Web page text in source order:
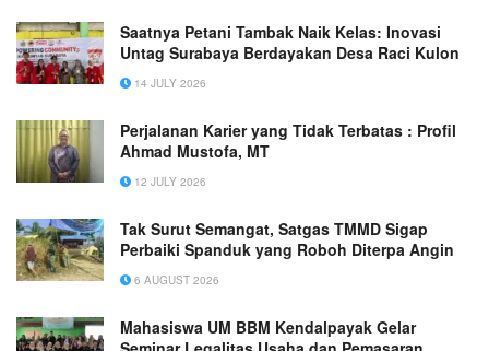
Saatnya Petani Tambak Naik Kelas: Inovasi
Untag Surabaya Berdayakan Desa Raci Kulon
14 JULY 2026
Perjalanan Karier yang Tidak Terbatas : Profil
Ahmad Mustofa, MT
12 JULY 2026
Tak Surut Semangat, Satgas TMMD Sigap
Perbaiki Spanduk yang Roboh Diterpa Angin
6 AUGUST 2026
Mahasiswa UM BBM Kendalpayak Gelar